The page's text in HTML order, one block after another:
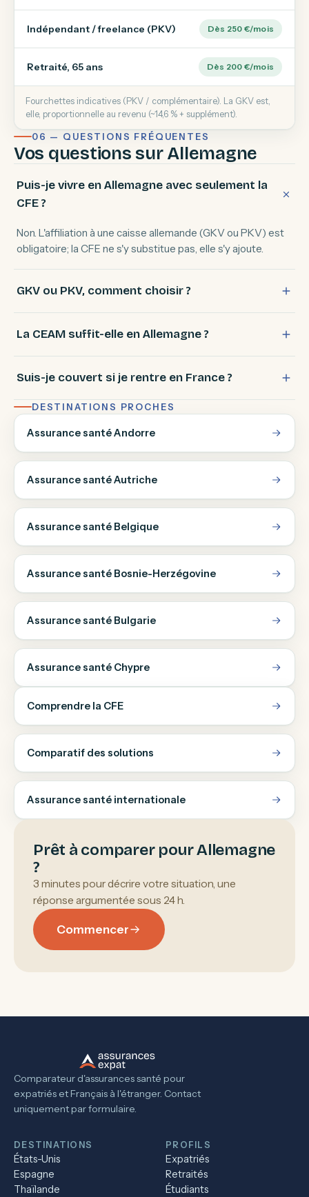
Indépendant / freelance (PKV) Dès 250 €/mois
Retraité, 65 ans Dès 200 €/mois
Fourchettes indicatives (PKV / complémentaire). La GKV est,
elle, proportionnelle au revenu (~14,6 % + supplément).
06 — QUESTIONS FRÉQUENTES
Vos questions sur Allemagne
Puis-je vivre en Allemagne avec seulement la
CFE ?
Non. L'affiliation à une caisse allemande (GKV ou PKV) est
obligatoire; la CFE ne s'y substitue pas, elle s'y ajoute.
GKV ou PKV, comment choisir ?
La CEAM suffit-elle en Allemagne ?
Suis-je couvert si je rentre en France ?
DESTINATIONS PROCHES
Assurance santé Andorre
Assurance santé Autriche
Assurance santé Belgique
Assurance santé Bosnie-Herzégovine
Assurance santé Bulgarie
Assurance santé Chypre
Comprendre la CFE
Comparatif des solutions
Assurance santé internationale
Prêt à comparer pour Allemagne
?
3 minutes pour décrire votre situation, une
réponse argumentée sous 24 h.
Commencer
Comparateur d'assurances santé pour
expatriés et Français à l'étranger. Contact
uniquement par formulaire.
DESTINATIONS
États-Unis
Espagne
Thaïlande
PROFILS
Expatriés
Retraités
Étudiants